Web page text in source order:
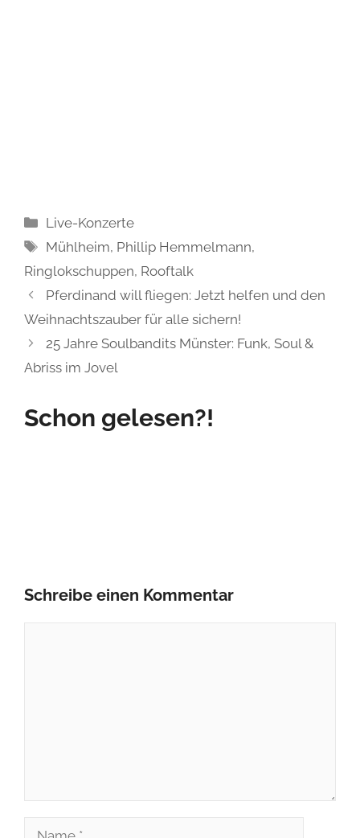
Kategorien
Live-Konzerte
Schlagwörter
Mühlheim, Phillip Hemmelmann,
Ringlokschuppen, Rooftalk
Pferdinand will fliegen: Jetzt helfen und den
Weihnachtszauber für alle sichern!
25 Jahre Soulbandits Münster: Funk, Soul &
Abriss im Jovel
Schon gelesen?!
Schreibe einen Kommentar
Name